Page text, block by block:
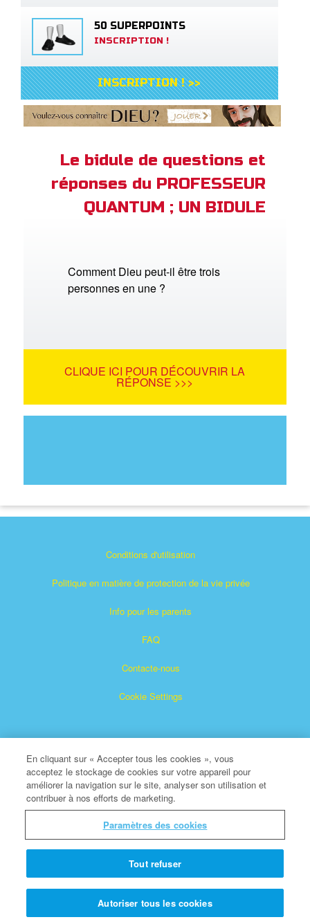
50 SUPERPOINTS
INSCRIPTION !
INSCRIPTION ! >>
Le bidule de questions et
réponses du PROFESSEUR
QUANTUM ; UN BIDULE
Comment Dieu peut-il être trois
personnes en une ?
CLIQUE ICI POUR DÉCOUVRIR LA
RÉPONSE >>>
Conditions d'utilisation
Politique en matière de protection de la vie privée
Info pour les parents
FAQ
Contacte-nous
Cookie Settings
Superbook est une marque déposée de The Christian
Tous droits réservés.
À propos de CBN
© Copyright 2026 The Christian Broadcasting Network.
En cliquant sur « Accepter tous les cookies », vous
acceptez le stockage de cookies sur votre appareil pour
améliorer la navigation sur le site, analyser son utilisation et
contribuer à nos efforts de marketing.
Paramètres des cookies
Tout refuser
Autoriser tous les cookies